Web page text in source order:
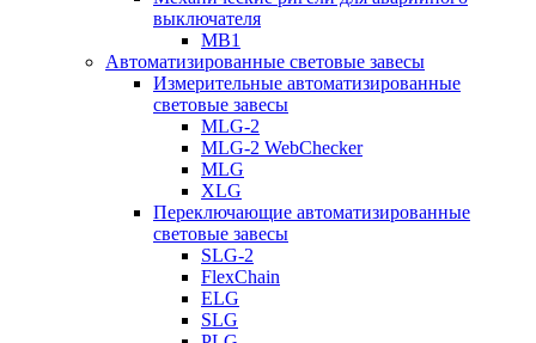
выключателя
MB1
Автоматизированные световые завесы
Измерительные автоматизированные
световые завесы
MLG-2
MLG-2 WebChecker
MLG
XLG
Переключающие автоматизированные
световые завесы
SLG-2
FlexChain
ELG
SLG